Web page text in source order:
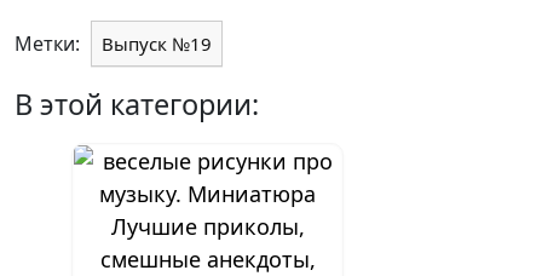
Метки: Выпуск №19
В этой категории:
Лучшие приколы,
смешные анекдоты,